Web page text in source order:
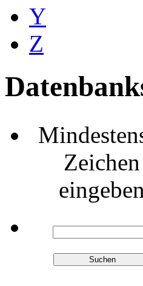
Y
Z
Zeichen
eingeben